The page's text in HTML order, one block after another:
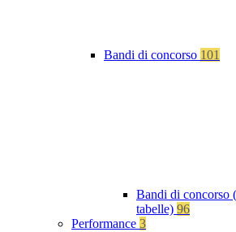
Bandi di concorso 101
Bandi di concorso
tabelle) 96
Performance 3